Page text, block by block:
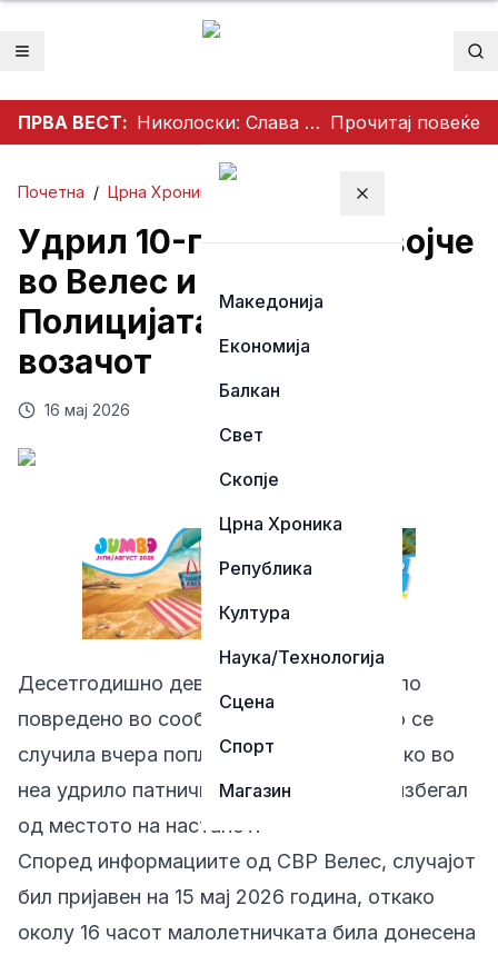
Отвори мени
ПРВА ВЕСТ: Николоски: Слава им на хероите кои ги дадоа животите за Македонија Прочитај повеќе
Затвори мени
Македонија
Економија
Балкан
Свет
Скопје
Црна Хроника
Република
Култура
Наука/Технологија
Сцена
Спорт
Магазин
Почетна / Црна Хроника
Удрил 10-годишно девојче
во Велес и избегал:
Полицијата трага по
возачот
16 мај 2026
Десетгодишно девојче од Радовиш било
повредено во сообраќајна несреќа што се
случила вчера попладне во Велес, откако во
неа удрило патничко возило чиј возач избегал
од местото на настанот.
Според информациите од СВР Велес, случајот
бил пријавен на 15 мај 2026 година, откако
околу 16 часот малолетничката била донесена